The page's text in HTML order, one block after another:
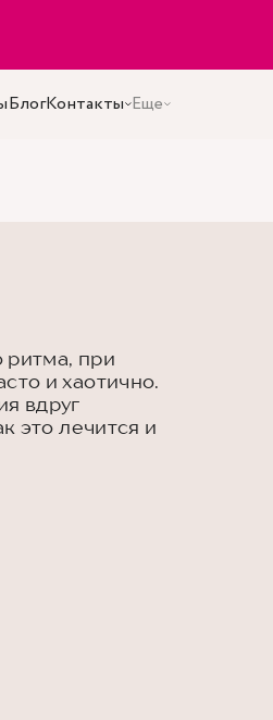
БлогКонтакты Еще
при
и хаотично.
вдруг
это лечится и